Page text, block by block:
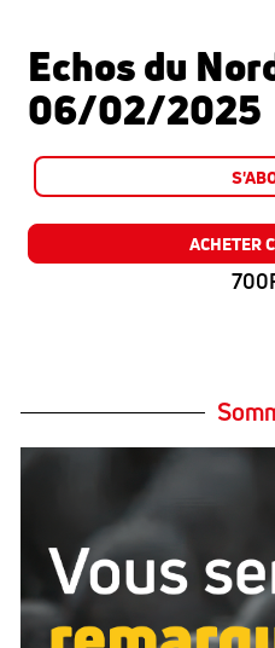
Echos du
06/02/2025
ACHETER